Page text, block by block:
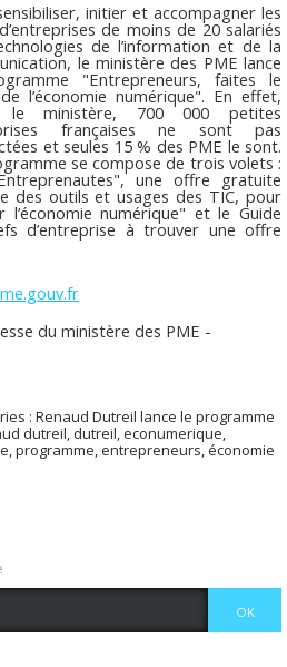
initier et accompagner les
de moins de 20 salariés
de l’information et de la
le ministère des PME lance
"Entrepreneurs, faites le
l’économie numérique". En effet,
le ministère, 700 000 petites
françaises ne sont pas
et seules 15 % des PME le sont.
se compose de trois volets :
une offre gratuite
des outils et usages des TIC, pour
numérique" et le Guide
d’entreprise à trouver une offre
du ministère des PME -
:Renaud Dutreil lance le programme
dutreil, dutreil,econumerique,
,programme,entrepreneurs,économie